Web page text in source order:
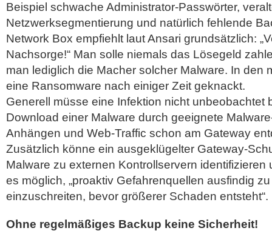
Beispiel schwache Administrator-Passwörter,
Netzwerksegmentierung und natürlich fehlende
Network Box empfiehlt laut Ansari grundsätzlich:
Nachsorge!“ Man solle niemals das Lösegeld
man lediglich die Macher solcher Malware. In den
eine Ransomware nach einiger Zeit geknackt.
Generell müsse eine Infektion nicht unbeobachtet
Download einer Malware durch geeignete
Anhängen und Web-Traffic schon am Gateway
Zusätzlich könne ein ausgeklügelter Gateway-
Malware zu externen Kontrollservern identifizieren
es möglich, „proaktiv Gefahrenquellen ausfindig
einzuschreiten, bevor größerer Schaden entsteht“.
Ohne regelmäßiges Backup keine Sicherheit!